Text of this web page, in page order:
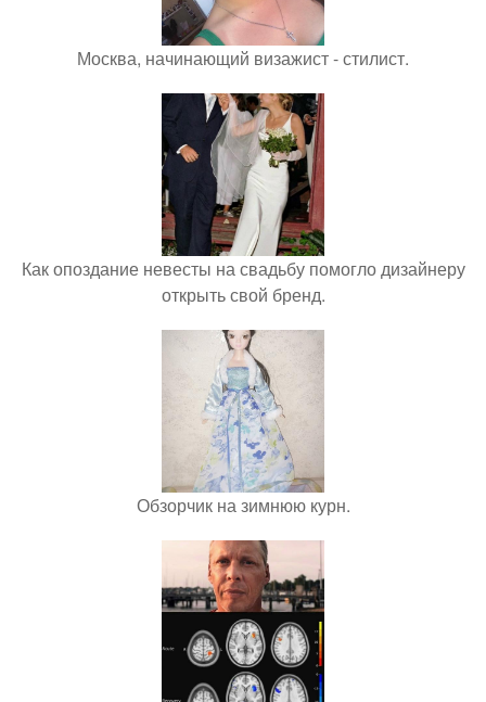
Москва, начинающий визажист - стилист.
Как опоздание невесты на свадьбу помогло дизайнеру
открыть свой бренд.
Обзорчик на зимнюю курн.